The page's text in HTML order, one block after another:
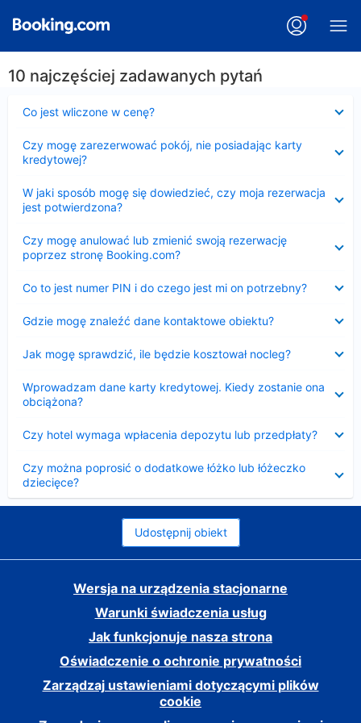
10 najczęściej zadawanych pytań
Co jest wliczone w cenę?
Czy mogę zarezerwować pokój, nie posiadając karty
kredytowej?
W jaki sposób mogę się dowiedzieć, czy moja rezerwacja
jest potwierdzona?
Czy mogę anulować lub zmienić swoją rezerwację
poprzez stronę Booking.com?
Co to jest numer PIN i do czego jest mi on potrzebny?
Gdzie mogę znaleźć dane kontaktowe obiektu?
Jak mogę sprawdzić, ile będzie kosztował nocleg?
Wprowadzam dane karty kredytowej. Kiedy zostanie ona
obciążona?
Czy hotel wymaga wpłacenia depozytu lub przedpłaty?
Czy można poprosić o dodatkowe łóżko lub łóżeczko
dziecięce?
Udostępnij obiekt
Wersja na urządzenia stacjonarne
Warunki świadczenia usług
Jak funkcjonuje nasza strona
Oświadczenie o ochronie prywatności
Zarządzaj ustawieniami dotyczącymi plików
cookie